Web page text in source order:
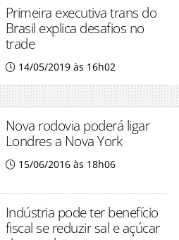
Primeira executiva trans do
Brasil explica desafios no
trade
14/05/2019 às 16h02
Nova rodovia poderá ligar
Londres a Nova York
15/06/2016 às 18h06
Indústria pode ter benefício
fiscal se reduzir sal e açúcar